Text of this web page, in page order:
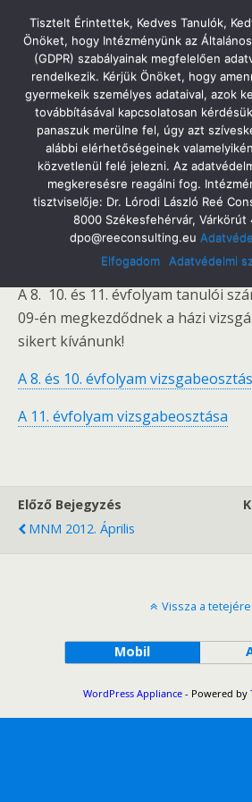
Tatabányai Árpád
2012. Május 7.
Házi Vizsga
Megosztás Tweet Pin
Kedves Szülők és Diákok!
A 8. 10. és 11. évfolyam tanulói
09-én megkezdődnek a házi
sikert kívánunk!
A 8. és 10. évfolyam
A 11. évfolyam vizsgabeosztása
Előző Bejegyzés
MNM 2012. Április
Vissza a tetejére
Mobil
Tisztelt Érintettek, Kedves Tanulók,
Önöket, hogy Intézményünk az
(GDPR) szabályainak megfelelően
rendelkezik. Kérjük Önöket, hogy
gyermekeik személyes adataival, azok
továbbításával kapcsolatosan
panaszuk merülne fel, úgy azt
alábbi elérhetőségeinek
közvetlenül felé jelezni. Az
megkeresésre reagálni fog.
tisztviselője: Dr. Lórodi László Reé
8000 Székesfehérvár, Várkörút
dpo@reeconsulting.eu
Elfogadom
Adatvédelmi
WordPress Appliance - Powered by